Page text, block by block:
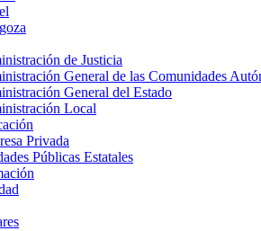
de Justicia
General de las Comunidades
General del Estado
Local
Privada
Públicas Estatales